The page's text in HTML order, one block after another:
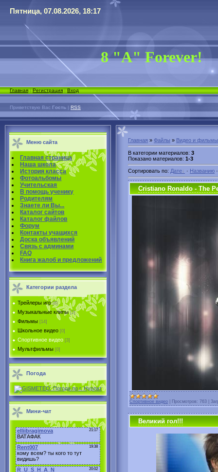
Пятница, 07.08.2026, 18:17
8 "А" Forever!
Главная|Регистрация|Вход
Приветствую Вас Гость | RSS
Меню сайта
Главная страница
Наша школа
История класса
Фотоальбомы
Учительская
В помощь ученику
Родителям
Знаете ли Вы...
Каталог сайтов
Каталог файлов
Форум
Контакты учащихся
Доска объявлений
Связь с админами
FAQ
Книга жалоб и предложений
Категории раздела
Трейлеры игр [8]
Музыкальные клипы [2]
Фильмы [14]
Школьное видео [0]
Спортивное видео [3]
Мультфильмы [0]
Погода
Мини-чат
Главная » Файлы » Видео и фильмы
В категории материалов: 3
Показано материалов: 1-3
Сортировать по: Дате · Названию
Cristiano Ronaldo - The
Спортивное видео Просмотров: 763
Великий гол!!!